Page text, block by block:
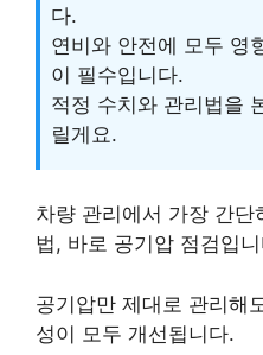
다.
연비와 안전에 모두 영
이 필수입니다.
적정 수치와 관리법을
릴게요.
차량 관리에서 가장 간
법, 바로 공기압 점검입
공기압만 제대로 관리해
성이 모두 개선됩니다.